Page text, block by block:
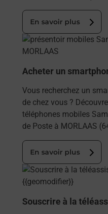
En savoir plus
En savoir plus
Acheter un
Vous recherchez un
de chez vous ?
téléphones mobiles
de Poste à MORLAAS
En savoir plus
En savoir plus
Souscrire à la